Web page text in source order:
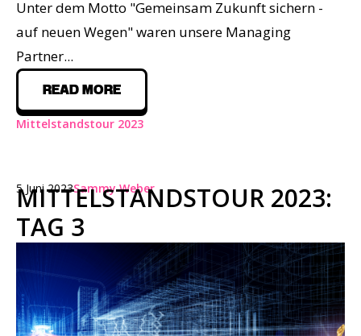
Unter dem Motto "Gemeinsam Zukunft sichern -
auf neuen Wegen"waren unsere Managing
Partner...
READ MORE
Mittelstandstour 2023
MITTELSTANDSTOUR 2023:
TAG 3
5 Juni 2023Sammy Weber